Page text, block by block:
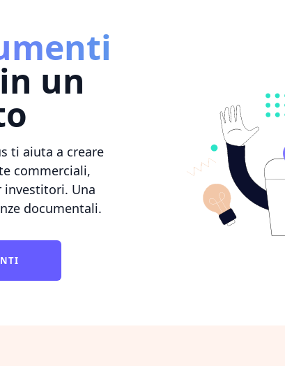
in un
ti aiuta a creare
commerciali,
investitori. Una
documentali.